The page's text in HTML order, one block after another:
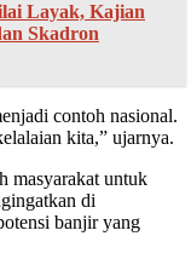
Layak, Kajian
Skadron
contoh nasional.
kita,” ujarnya.
masyarakat untuk
di
banjir yang